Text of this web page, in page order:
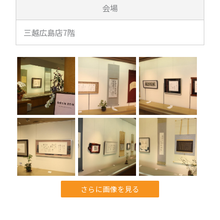
会場
三越広島店7階
さらに画像を見る